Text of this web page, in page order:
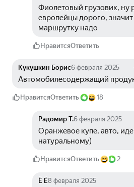
Фиолетовый грузовик, ну
европейцы дорого, значит
маршрутку надо
НравитсяОтветить
Кукушкин Борис6 февраля 2025
Автомобилесодержащий
НравитсяОтветить 18
Радомир Т.6 февраля 2025
Оранжевое купе, авто,
натуральному)
НравитсяОтветить 2
Ё Ё8 февраля 2025